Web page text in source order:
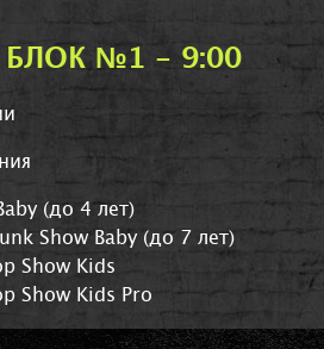
№1 - 9:00
(до 4 лет)
Show Baby (до 7 лет)
Show Kids
Show Kids Pro